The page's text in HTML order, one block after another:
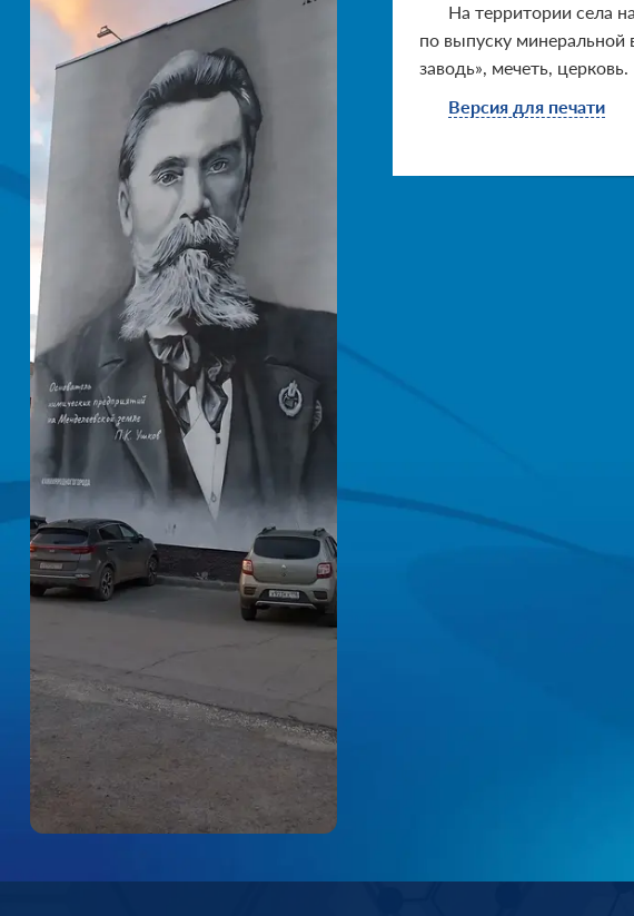
На территории села
по выпуску минеральной
заводь», мечеть, церковь.
Версия для печати